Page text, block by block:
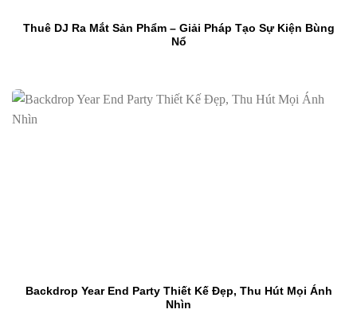
Thuê DJ Ra Mắt Sản Phẩm – Giải Pháp Tạo Sự Kiện Bùng
Nổ
Backdrop Year End Party Thiết Kế Đẹp, Thu Hút Mọi Ánh
Nhìn